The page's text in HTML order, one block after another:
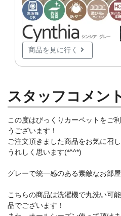
商品を見に行く
スタッフコメン
この度はびっくりカーペットをご
うございます！
ご注文頂きました商品をお気に召
うれしく思います(*^^*)
グレーで統一感のある素敵なお部
こちらの商品は洗濯機で丸洗い可
品でございます！